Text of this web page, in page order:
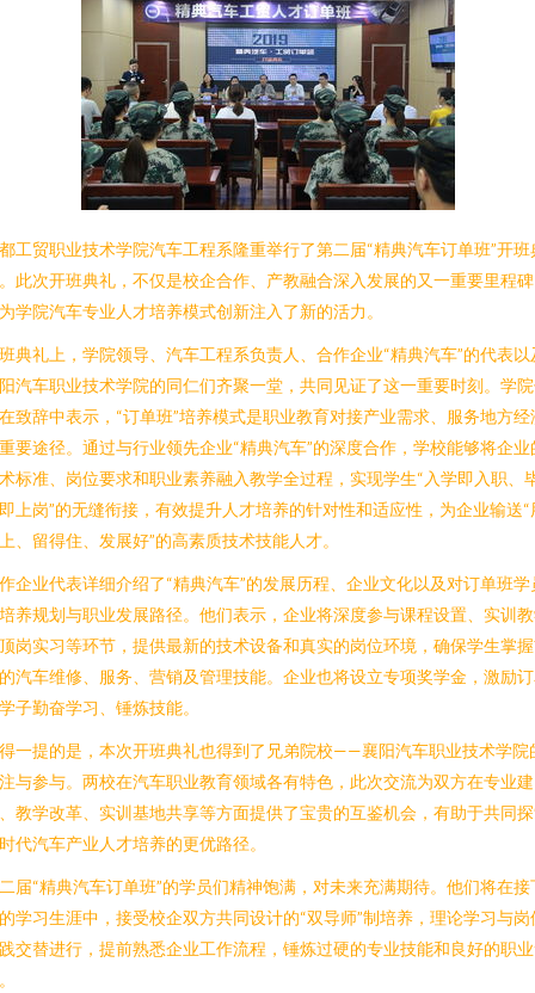
工贸职业技术学院汽车工程系隆重举行了第二届“精典汽车订单班”开班
此次开班典礼，不仅是校企合作、产教融合深入发展的又一重要里程
学院汽车专业人才培养模式创新注入了新的活力。
典礼上，学院领导、汽车工程系负责人、合作企业“精典汽车”的代表以
汽车职业技术学院的同仁们齐聚一堂，共同见证了这一重要时刻。学
致辞中表示，“订单班”培养模式是职业教育对接产业需求、服务地方经
要途径。通过与行业领先企业“精典汽车”的深度合作，学校能够将企业
标准、岗位要求和职业素养融入教学全过程，实现学生“入学即入职、
上岗”的无缝衔接，有效提升人才培养的针对性和适应性，为企业输送“
、留得住、发展好”的高素质技术技能人才。
企业代表详细介绍了“精典汽车”的发展历程、企业文化以及对订单班学
养规划与职业发展路径。他们表示，企业将深度参与课程设置、实训
岗实习等环节，提供最新的技术设备和真实的岗位环境，确保学生掌
汽车维修、服务、营销及管理技能。企业也将设立专项奖学金，激励
子勤奋学习、锤炼技能。
一提的是，本次开班典礼也得到了兄弟院校——襄阳汽车职业技术学院
与参与。两校在汽车职业教育领域各有特色，此次交流为双方在专业建
教学改革、实训基地共享等方面提供了宝贵的互鉴机会，有助于共同
代汽车产业人才培养的更优路径。
届“精典汽车订单班”的学员们精神饱满，对未来充满期待。他们将在接
学习生涯中，接受校企双方共同设计的“双导师”制培养，理论学习与岗
交替进行，提前熟悉企业工作流程，锤炼过硬的专业技能和良好的职